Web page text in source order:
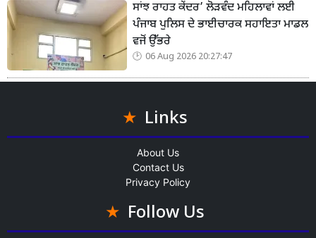
ਸਾਂਝ ਰਾਹਤ ਕੇਂਦਰ’ ਲੋੜਵੰਦ ਮਹਿਲਾਵਾਂ ਲਈ
ਪੰਜਾਬ ਪੁਲਿਸ ਦੇ ਭਾਈਚਾਰਕ ਸਹਾਇਤਾ ਮਾਡਲ
ਵਜੋਂ ਉੱਭਰੇ
06 Aug 2026 20:27:47
Links
About Us
Contact Us
Privacy Policy
Follow Us